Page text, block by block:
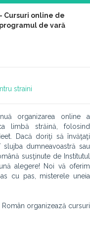
– Cursuri online de
de vară
straini
organizarea online a
limbă străină, folosind
Dacă doriţi să învăţaţi
dumneavoastră sau
susţinute de Institutul
alegere! Noi vă oferim
cu pas, misterele uneia
organizează cursuri